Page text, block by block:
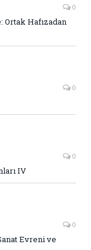
0
Hafızadan
0
0
IV
0
Evreni ve